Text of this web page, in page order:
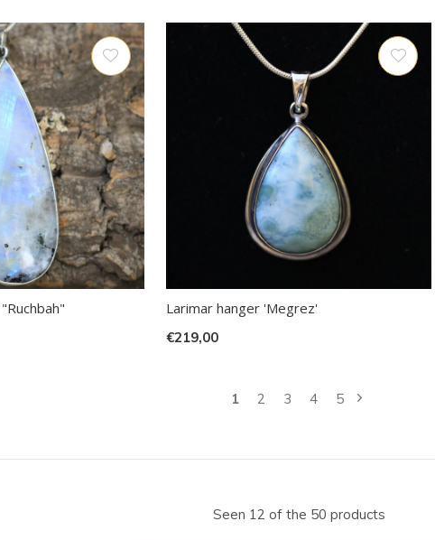
Larimar hanger 'Megrez'
€219,00
1 2 3 4 5
Seen 12 of the 50 products